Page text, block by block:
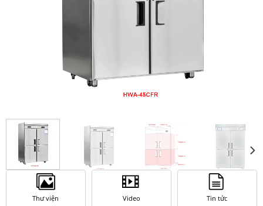
Thư viện Video Tin tức